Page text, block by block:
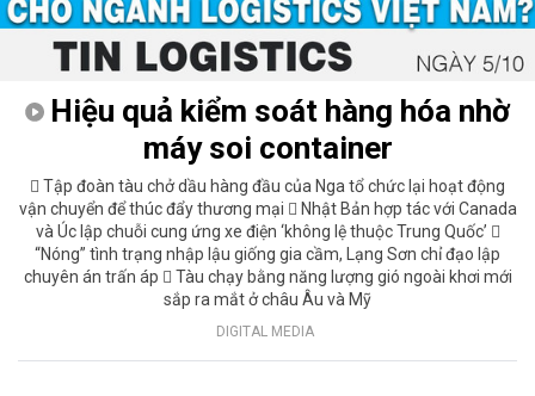
Hiệu quả kiểm soát hàng hóa nhờ
máy soi container
 Tập đoàn tàu chở dầu hàng đầu của Nga tổ chức lại hoạt động
vận chuyển để thúc đẩy thương mại  Nhật Bản hợp tác với Canada
và Úc lập chuỗi cung ứng xe điện ‘không lệ thuộc Trung Quốc’ 
“Nóng” tình trạng nhập lậu giống gia cầm, Lạng Sơn chỉ đạo lập
chuyên án trấn áp  Tàu chạy bằng năng lượng gió ngoài khơi mới
sắp ra mắt ở châu Âu và Mỹ
DIGITAL MEDIA